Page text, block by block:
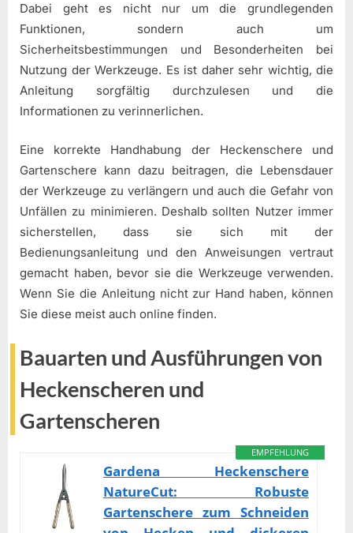
Dabei geht es nicht nur um die grundlegenden
Funktionen, sondern auch um
Sicherheitsbestimmungen und Besonderheiten bei
Nutzung der Werkzeuge. Es ist daher sehr wichtig, die
Anleitung sorgfältig durchzulesen und die
Informationen zu verinnerlichen.
Eine korrekte Handhabung der Heckenschere und
Gartenschere kann dazu beitragen, die Lebensdauer
der Werkzeuge zu verlängern und auch die Gefahr von
Unfällen zu minimieren. Deshalb sollten Nutzer immer
sicherstellen, dass sie sich mit der
Bedienungsanleitung und den Anweisungen vertraut
gemacht haben, bevor sie die Werkzeuge verwenden.
Wenn Sie die Anleitung nicht zur Hand haben, können
Sie diese meist auch online finden.
Bauarten und Ausführungen von
Heckenscheren und
Gartenscheren
EMPFEHLUNG
Gardena Heckenschere
NatureCut: Robuste
Gartenschere zum Schneiden